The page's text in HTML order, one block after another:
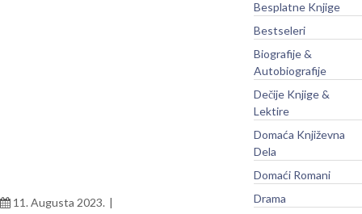
11. Augusta 2023.
Besplatne Knjige
Bestseleri
Biografije &
Autobiografije
Dečije Knjige &
Lektire
Domaća Književna
Dela
Domaći Romani
Drama